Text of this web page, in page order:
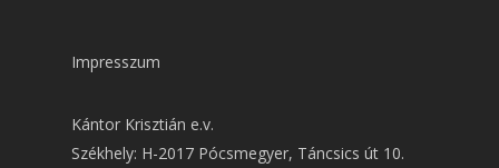
Impresszum
Kántor Krisztián e.v.
Székhely: H-2017 Pócsmegyer, Táncsics út 10.